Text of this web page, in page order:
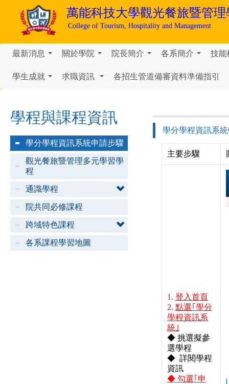
萬能科技大學觀光餐旅暨管理
College of Tourism, Hospitality and Management
最新消息 關於學院 院長簡介 各系簡介 技能
學生成就 求職資訊 各招生管道備審資料準備指引
學程與課程資訊
學分學程資訊系統申請步驟
觀光餐旅暨管理多元學習學
程
通識學程
院共同必修課程
跨域特色課程
各系課程學習地圖
學分學程資訊系
主要步驟
1. 登入首頁
2. 點選｢學分
學程資訊系
統｣
◆ 挑選擬參
選學程
◆ 詳閱學程
資訊
◆ 勾選｢申